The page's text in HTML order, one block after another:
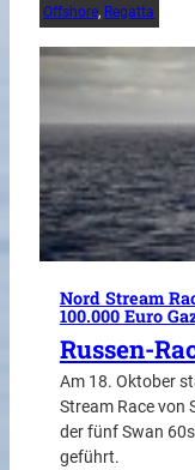
Offshore, Regatta
Nord Stream
100.000 Euro
Russen-
Am 18. Oktober
Stream Race von
der fünf Swan
geführt.